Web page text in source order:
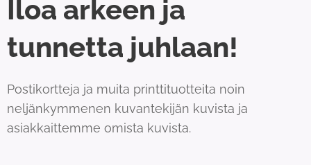
Iloa arkeen ja
tunnetta juhlaan!
Postikortteja ja muita printtituotteita noin
neljänkymmenen kuvantekijän kuvista ja
asiakkaittemme omista kuvista.